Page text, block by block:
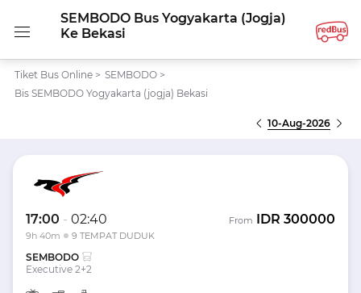
SEMBODO Bus Yogyakarta (jogja)
Ke Bekasi
Tiket Bus Online > SEMBODO >
Bis SEMBODO Yogyakarta (jogja) Bekasi
10-Aug-2026
17:00 - 02:40
9h 40m 9 TEMPAT DUDUK
From IDR 300000
SEMBODO
Executive 2+2